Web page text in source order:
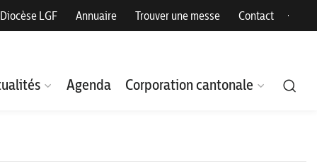
Diocèse LGF Annuaire Trouver une messe Contact
Agenda Corporation cantonale